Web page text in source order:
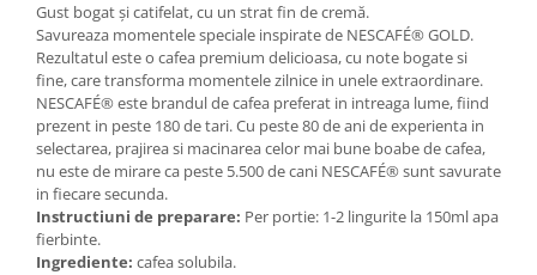
Gust bogat și catifelat, cu un strat fin de cremă.
Savureaza momentele speciale inspirate de NESCAFÉ® GOLD.
Rezultatul este o cafea premium delicioasa, cu note bogate si
fine, care transforma momentele zilnice in unele extraordinare.
NESCAFÉ® este brandul de cafea preferat in intreaga lume, fiind
prezent in peste 180 de tari. Cu peste 80 de ani de experienta in
selectarea, prajirea si macinarea celor mai bune boabe de cafea,
nu este de mirare ca peste 5.500 de cani NESCAFÉ® sunt savurate
in fiecare secunda.
Instructiuni de preparare: Per portie: 1-2 lingurite la 150ml apa
fierbinte.
Ingrediente: cafea solubila.